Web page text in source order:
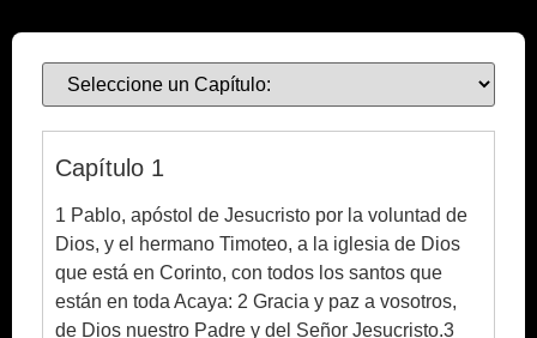
L.O.A
Ebook
Capítulo 1
1 Pablo, apóstol de Jesucristo por la voluntad de
Dios, y el hermano Timoteo, a la iglesia de Dios
que está en Corinto, con todos los santos que
están en toda Acaya: 2 Gracia y paz a vosotros,
de Dios nuestro Padre y del Señor Jesucristo.3